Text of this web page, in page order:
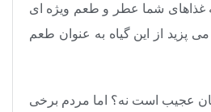
غذاهای شما عطر و طعم ویژه ای
پزید از این گیاه به عنوان طعم
عجیب است نه؟ اما مردم برخی